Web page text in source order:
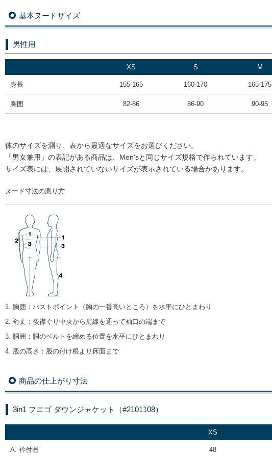
基本ヌードサイズ
男性用
XS S M
身長 155-165 160-170 165-175
胸囲 82-86 86-90 90-95
体のサイズを測り、表から最適なサイズをお選びください。
「男女兼用」の表記がある商品は、Men'sと同じサイズ規格で作られています。
サイズ表には、展開されていないサイズが表示されている場合があります。
ヌード寸法の測り方
1. 胸囲 ： バストポイント（胸の一番高いところ）を水平にひとまわり
2. 裄丈 ： 後襟ぐり中央から肩線を通って袖口の端まで
3. 胴囲 ： 胴のベルトを締める位置を水平にひとまわり
4. 股の高さ ： 股の付け根より床面まで
商品の仕上がり寸法
3in1 フエゴ ダウンジャケット（#2101108）
XS
A. 衿付囲 48